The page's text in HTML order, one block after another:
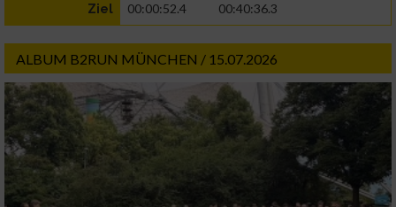
Ziel 00:00:52.4 00:40:36.3
ALBUM B2RUN MÜNCHEN / 15.07.2026